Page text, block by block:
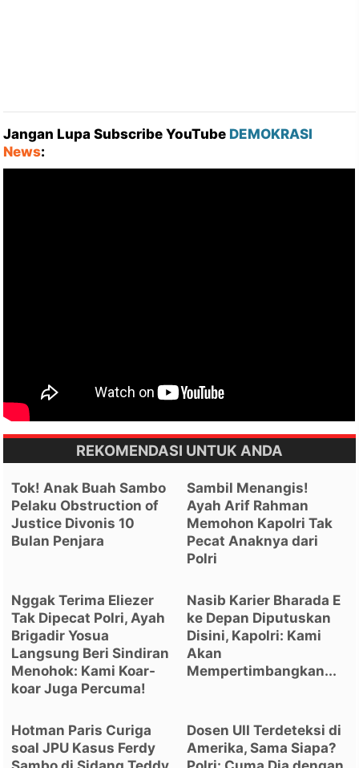
Jangan Lupa Subscribe YouTube DEMOKRASI
News:
REKOMENDASI UNTUK ANDA
Tok! Anak Buah Sambo
Pelaku Obstruction of
Justice Divonis 10
Bulan Penjara
Sambil Menangis!
Ayah Arif Rahman
Memohon Kapolri Tak
Pecat Anaknya dari
Polri
Nggak Terima Eliezer
Tak Dipecat Polri, Ayah
Brigadir Yosua
Langsung Beri Sindiran
Menohok: Kami Koar-
koar Juga Percuma!
Nasib Karier Bharada E
ke Depan Diputuskan
Disini, Kapolri: Kami
Akan
Mempertimbangkan...
Hotman Paris Curiga
soal JPU Kasus Ferdy
Dosen UII Terdeteksi di
Amerika, Sama Siapa?